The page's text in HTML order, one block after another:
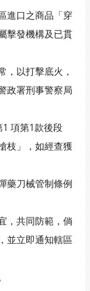
進口之商品「穿
擊發機構及已貫
以打擊底火，
政署刑事警察局
項第1款後段
枝」，如經查獲
刀械管制條例
，共同防範，倘
並立即通知轄區